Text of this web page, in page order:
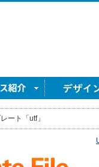
ート「utf」